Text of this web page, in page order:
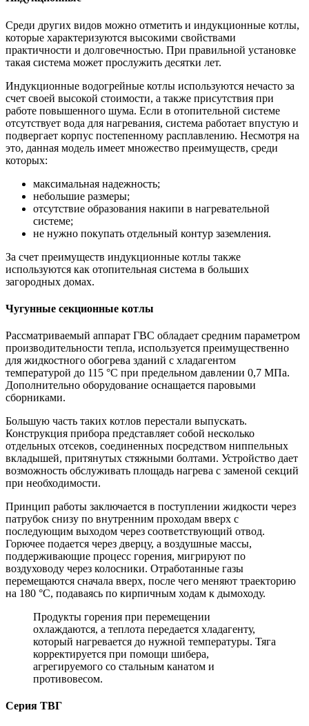
Среди других видов можно отметить и индукционные котлы,
которые характеризуются высокими свойствами
практичности и долговечностью. При правильной установке
такая система может прослужить десятки лет.
Индукционные водогрейные котлы используются нечасто за
счет своей высокой стоимости, а также присутствия при
работе повышенного шума. Если в отопительной системе
отсутствует вода для нагревания, система работает впустую и
подвергает корпус постепенному расплавлению. Несмотря на
это, данная модель имеет множество преимуществ, среди
которых:
максимальная надежность;
небольшие размеры;
отсутствие образования накипи в нагревательной
системе;
не нужно покупать отдельный контур заземления.
За счет преимуществ индукционные котлы также
используются как отопительная система в больших
загородных домах.
Чугунные секционные котлы
Рассматриваемый аппарат ГВС обладает средним параметром
производительности тепла, используется преимущественно
для жидкостного обогрева зданий с хладагентом
температурой до 115 °C при предельном давлении 0,7 МПа.
Дополнительно оборудование оснащается паровыми
сборниками.
Большую часть таких котлов перестали выпускать.
Конструкция прибора представляет собой несколько
отдельных отсеков, соединенных посредством ниппельных
вкладышей, притянутых стяжными болтами. Устройство дает
возможность обслуживать площадь нагрева с заменой секций
при необходимости.
Принцип работы заключается в поступлении жидкости через
патрубок снизу по внутренним проходам вверх с
последующим выходом через соответствующий отвод.
Горючее подается через дверцу, а воздушные массы,
поддерживающие процесс горения, мигрируют по
воздуховоду через колосники. Отработанные газы
перемещаются сначала вверх, после чего меняют траекторию
на 180 °C, подаваясь по кирпичным ходам к дымоходу.
Продукты горения при перемещении
охлаждаются, а теплота передается хладагенту,
который нагревается до нужной температуры. Тяга
корректируется при помощи шибера,
агрегируемого со стальным канатом и
противовесом.
Серия ТВГ